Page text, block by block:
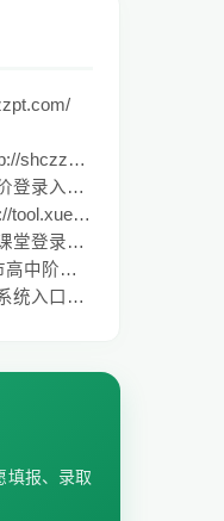
上海综评网学生登录入口http://shczzp.edu.
浙江省普通高中学生素质评价登录入口pjglpt
经典俄罗斯方块在线玩https://tool.xuecan.
滨州市教育信息化平台空中课堂登录入口kk.e
http;//124.163.219.201忻州市高中阶段教育
广东海洋大学寸金学院教务系统入口http;//5
填报、录取